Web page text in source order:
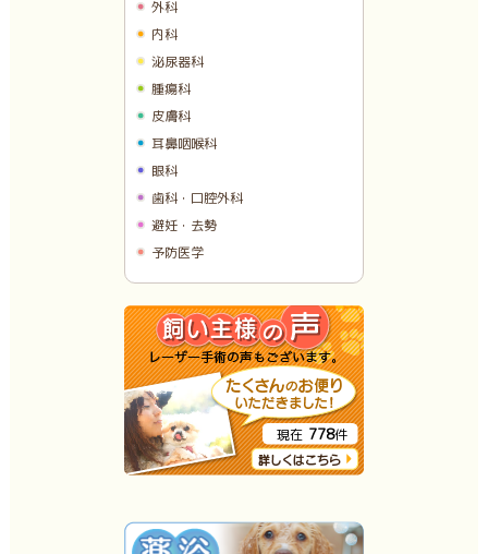
外科
内科
泌尿器科
腫瘍科
皮膚科
耳鼻咽喉科
眼科
歯科・口腔外科
避妊・去勢
予防医学
現在 778件